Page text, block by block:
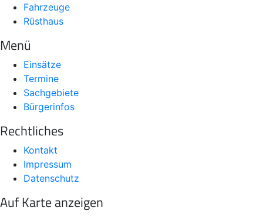
Fahrzeuge
Rüsthaus
Menü
Einsätze
Termine
Sachgebiete
Bürgerinfos
Rechtliches
Kontakt
Impressum
Datenschutz
Auf Karte anzeigen